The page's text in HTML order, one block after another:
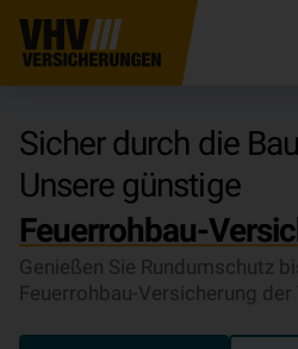
Sicher durch die
Unsere günstige
Feuerrohbau-
Genießen Sie Rundumschutz
Feuerrohbau-Versicherung der